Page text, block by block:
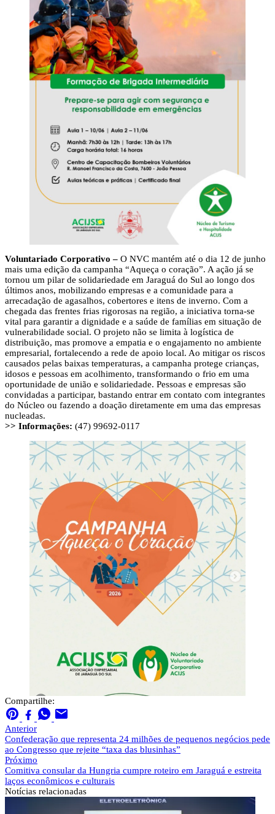
Voluntariado Corporativo – O NVC mantém até o dia 12 de junho
mais uma edição da campanha “Aqueça o coração”. A ação já se
tornou um pilar de solidariedade em Jaraguá do Sul ao longo dos
últimos anos, mobilizando empresas e a comunidade para a
arrecadação de agasalhos, cobertores e itens de inverno. Com a
chegada das frentes frias rigorosas na região, a iniciativa torna-se
vital para garantir a dignidade e a saúde de famílias em situação de
vulnerabilidade social. O projeto não se limita à logística de
distribuição, mas promove a empatia e o engajamento no ambiente
empresarial, fortalecendo a rede de apoio local. Ao mitigar os riscos
causados pelas baixas temperaturas, a campanha protege crianças,
idosos e pessoas em acolhimento, transformando o frio em uma
oportunidade de união e solidariedade. Pessoas e empresas são
convidadas a participar, bastando entrar em contato com integrantes
do Núcleo ou fazendo a doação diretamente em uma das empresas
nucleadas.
>> Informações: (47) 99692-0117
Compartilhe:
Anterior
Confederação que representa 24 milhões de pequenos negócios pede
ao Congresso que rejeite “taxa das blusinhas”
Próximo
Comitiva consular da Hungria cumpre roteiro em Jaraguá e estreita
laços econômicos e culturais
Notícias relacionadas